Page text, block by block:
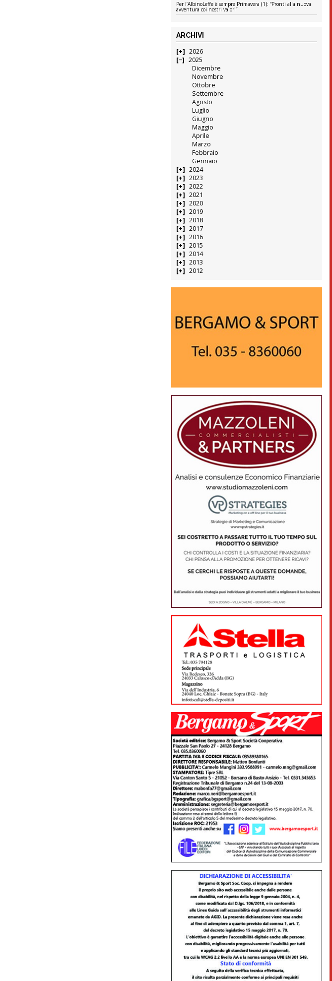
Per l’AlbinoLeffe è sempre Primavera (1): “Pronti alla nuova
avventura coi nostri valori”
ARCHIVI
2026
2025
Dicembre
Novembre
Ottobre
Settembre
Agosto
Luglio
Giugno
Maggio
Aprile
Marzo
Febbraio
Gennaio
2024
2023
2022
2021
2020
2019
2018
2017
2016
2015
2014
2013
2012